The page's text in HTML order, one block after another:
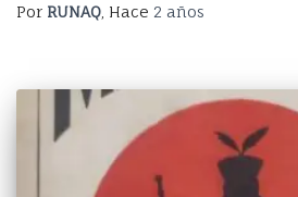
Por RUNAQ , Hace 2 años